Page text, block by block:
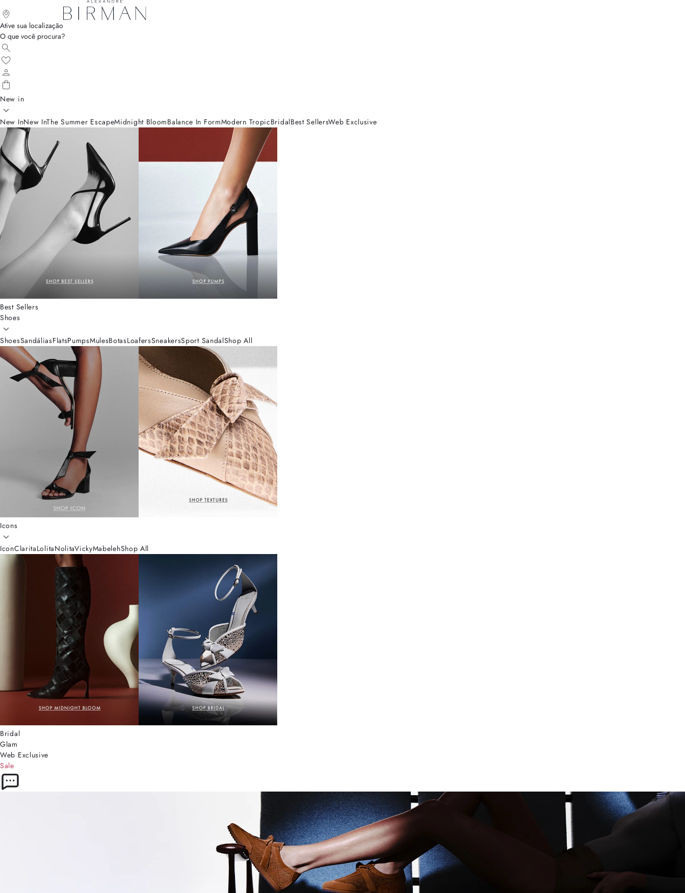
Ative sua localização
O que você procura?
New in
New InNew InThe Summer EscapeMidnight BloomBalance In FormModern TropicBridalBest SellersWeb Exclusive
Best Sellers
Shoes
ShoesSandáliasFlatsPumpsMulesBotasLoafersSneakersSport SandalShop All
Icons
IconClaritaLolitaNolitaVickyMabelehShop All
Bridal
Glam
Web Exclusive
Sale